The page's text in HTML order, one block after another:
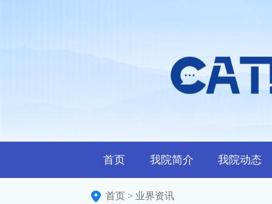
首页 我院简介 我院动态
首页 > 业界资讯